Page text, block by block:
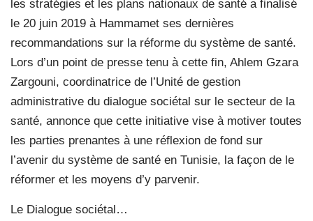
les stratégies et les plans nationaux de santé a finalisé
le 20 juin 2019 à Hammamet ses dernières
recommandations sur la réforme du système de santé.
Lors d’un point de presse tenu à cette fin, Ahlem Gzara
Zargouni, coordinatrice de l’Unité de gestion
administrative du dialogue sociétal sur le secteur de la
santé, annonce que cette initiative vise à motiver toutes
les parties prenantes à une réflexion de fond sur
l’avenir du système de santé en Tunisie, la façon de le
réformer et les moyens d’y parvenir.
Le Dialogue sociétal…